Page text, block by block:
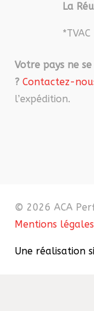
La
*TVAC
Votre pays ne
? Contactez-
l’expédition.
© 2026 ACA
Mentions légales
Une réalisation